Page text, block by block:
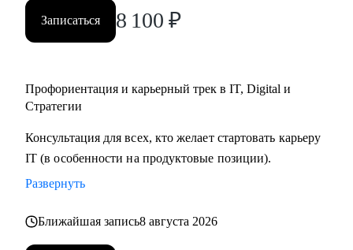
• Продуктовым аналитикам/Бизнес-аналитикам;
• Всем не IT-специалистам, которые хотят перейти в IT.
Записаться 8 100 ₽
Профориентация и карьерный трек в IT, Digital и
Стратегии
Консультация для всех, кто желает стартовать карьеру
IT (в особенности на продуктовые позиции).
Развернуть
Ближайшая запись8 августа 2026